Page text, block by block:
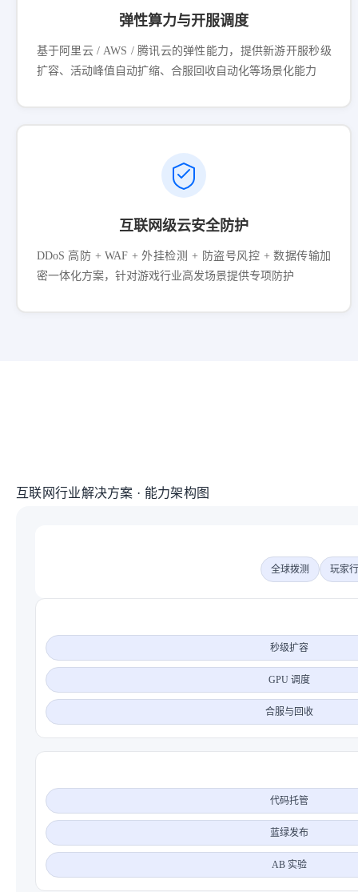
弹性算力与开服调度
基于阿里云 / AWS / 腾讯云的弹性能力，提供新游开服秒级
扩容、活动峰值自动扩缩、合服回收自动化等场景化能力
互联网级云安全防护
DDoS 高防 + WAF + 外挂检测 + 防盗号风控 + 数据传输加
密一体化方案，针对游戏行业高发场景提供专项防护
互联网行业解决方案 · 能力架构图
全球拨测 玩家
秒级扩容
GPU 调度
合服与回收
代码托管
蓝绿发布
AB 实验